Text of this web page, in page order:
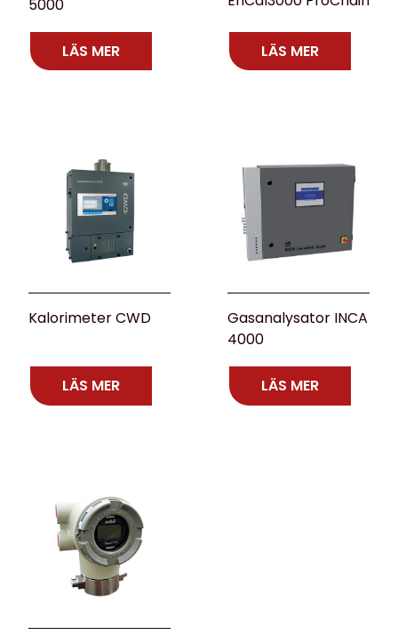
5000
LÄS MER LÄS MER
Kalorimeter CWD
LÄS MER
Gasanalysator INCA
4000
LÄS MER